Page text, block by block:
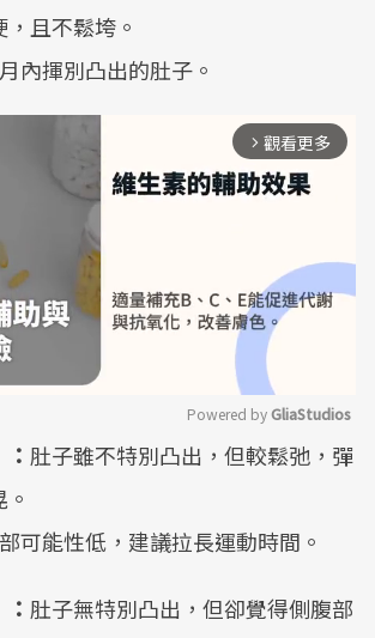
且不鬆垮。
內揮別凸出的肚子。
arrow_forward_ios 觀看更多
Mute
Powered by GliaStudios
肚子雖不特別凸出，但較鬆弛，彈
可能性低，建議拉長運動時間。
肚子無特別凸出，但卻覺得側腹部